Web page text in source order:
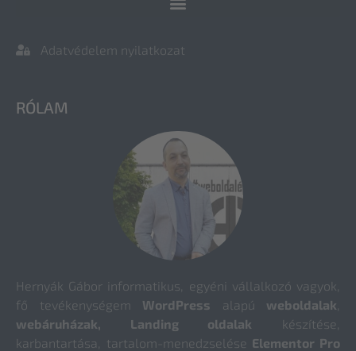
Adatvédelem nyilatkozat
RÓLAM
Hernyák Gábor informatikus, egyéni vállalkozó vagyok,
fő tevékenységem WordPress alapú weboldalak
webáruházak, Landing oldalak készítése,
karbantartása, tartalom-menedzselése Elementor Pro